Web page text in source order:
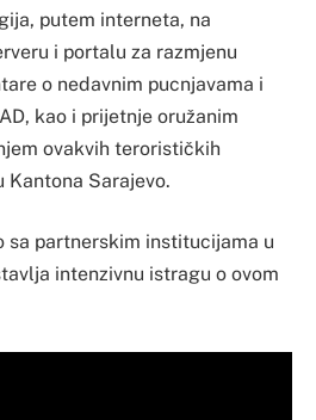
putem interneta, na
i portalu za razmjenu
o nedavnim pucnjavama i
kao i prijetnje oružanim
ovakvih terorističkih
Sarajevo.
sa partnerskim institucijama u
intenzivnu istragu o ovom